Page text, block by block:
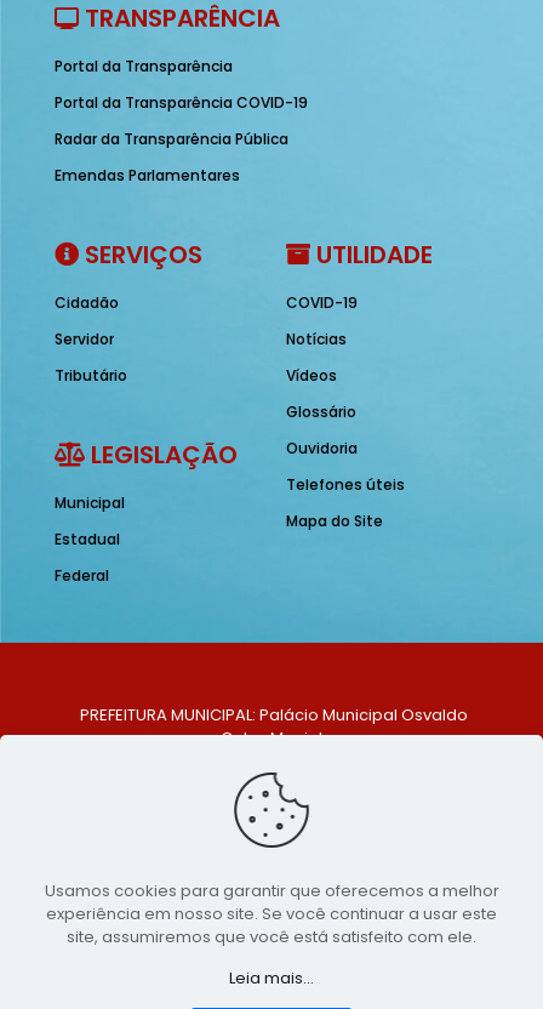
TRANSPARÊNCIA
Portal da Transparência
Portal da Transparência COVID-19
Radar da Transparência Pública
Emendas Parlamentares
SERVIÇOS
Cidadão
Servidor
Tributário
LEGISLAÇÃO
Municipal
Estadual
Federal
UTILIDADE
COVID-19
Notícias
Vídeos
Glossário
Ouvidoria
Telefones úteis
Mapa do Site
PREFEITURA MUNICIPAL: Palácio Municipal Osvaldo
Celso Maciel
Centro, São Bento do Una - PE. CEP: 553370-128
TELEFONE: (81) 99548-1569
E-MAIL: ouvidoria@saobentodouna.pe.gov.br
Copyright 2021-2026 - Assessoria de Comunicação da
Prefeitura de São Bento do Una - PE
Usamos cookies para garantir que oferecemos a melhor
experiência em nosso site. Se você continuar a usar este
site, assumiremos que você está satisfeito com ele.
Leia mais...